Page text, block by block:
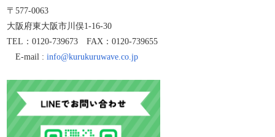
〒577-0063
大阪府東大阪市川俣1-16-30
TEL：0120-739673 FAX：0120-739655
E-mail :info@kurukuruwave.co.jp